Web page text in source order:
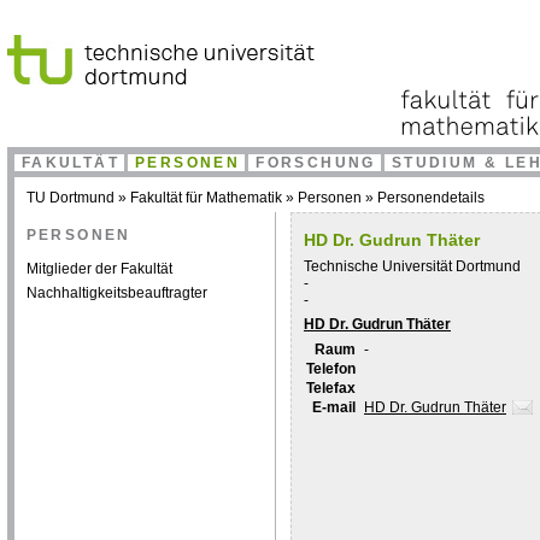
FAKULTÄT PERSONEN FORSCHUNG STUDIUM &
TU Dortmund » Fakultät für Mathematik » Personen » Personendetails
PERSONEN
Mitglieder der Fakultät
Nachhaltigkeitsbeauftragter
HD Dr. Gudrun Thäter
Technische Universität Dortmund
-
-
HD Dr. Gudrun Thäter
Raum -
Telefon
Telefax
E-mail
HD Dr. Gudrun Thäter